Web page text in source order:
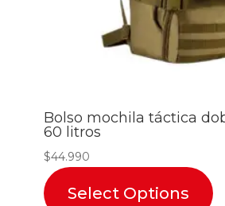
Bolso mochila táctica
60 litros
$44.990
Select Options